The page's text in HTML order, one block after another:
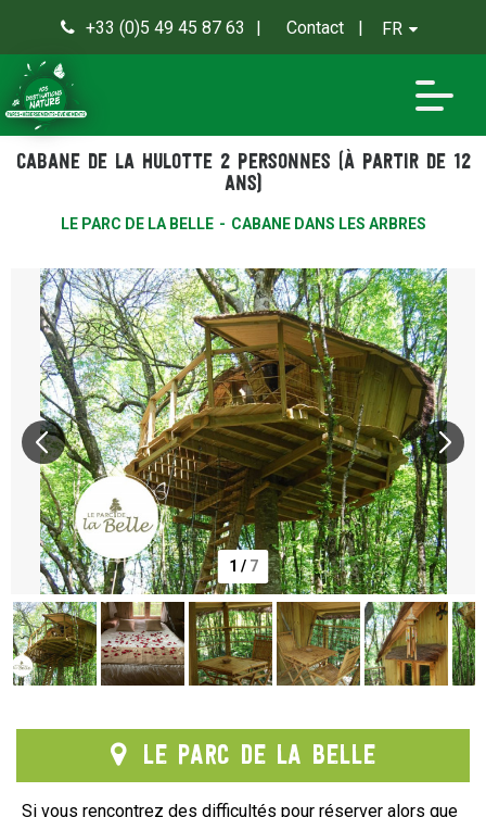
+33 (0)5 49 45 87 63 Contact FR
Cabane de la Hulotte 2 personnes (à partir de 12
ans)
LE PARC DE LA BELLE CABANE DANS LES ARBRES
1 / 7
Le Parc de la Belle
Si vous rencontrez des difficultés pour réserver alors que